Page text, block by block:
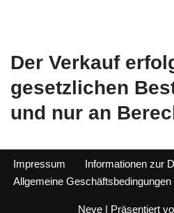
Der Verkauf
gesetzlichen
und nur an
Impressum
Informationen zur
Allgemeine Geschäftsbedingungen
Neve | Präsentiert